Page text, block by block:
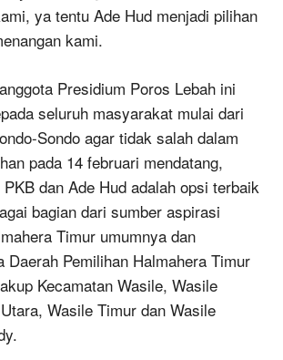
ya tentu Ade Hud menjadi pilihan
kami.
Presidium Poros Lebah ini
seluruh masyarakat mulai dari
Sondo agar tidak salah dalam
pada 14 februari mendatang,
dan Ade Hud adalah opsi terbaik
bagian dari sumber aspirasi
Timur umumnya dan
Daerah Pemilihan Halmahera Timur
Kecamatan Wasile, Wasile
Wasile Timur dan Wasile